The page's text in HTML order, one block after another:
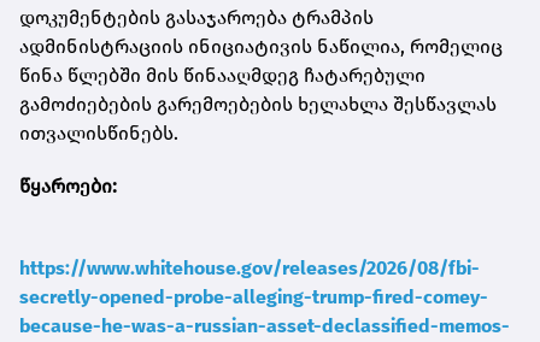
დოკუმენტების გასაჯაროება ტრამპის
ადმინისტრაციის ინიციატივის ნაწილია, რომელიც
წინა წლებში მის წინააღმდეგ ჩატარებული
გამოძიებების გარემოებების ხელახლა შესწავლას
ითვალისწინებს.
წყაროები:
https://www.whitehouse.gov/releases/2026/08/fbi-
secretly-opened-probe-alleging-trump-fired-comey-
because-he-was-a-russian-asset-declassified-memos-